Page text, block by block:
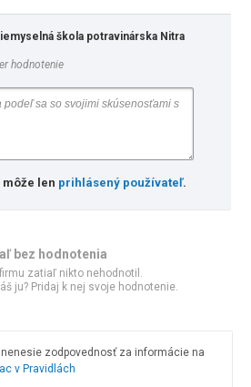
škola potravinárska Nitra
hodnotenie
len prihlásený používateľ.
bez hodnotenia
zatiaľ nikto nehodnotil.
ju? Pridaj k nej svoje hodnotenie.
zodpovednosť za informácie na
v Pravidlách